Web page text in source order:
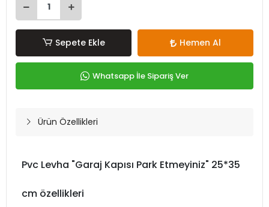
Sepete Ekle Hemen Al
Whatsapp İle Sipariş Ver
Ürün Özellikleri
Pvc Levha "Garaj Kapısı Park Etmeyiniz" 25*35
cm özellikleri